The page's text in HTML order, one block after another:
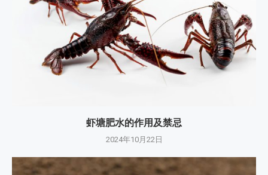
虾塘肥水的作用及禁忌
2024年10月22日